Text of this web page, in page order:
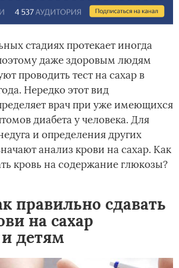
стадиях протекает иногда
даже здоровым людям
проводить тест на сахар в
Нередко этот вид
врач при уже имеющихся
диабета у человека. Для
и определения других
анализ крови на сахар. Как
кровь на содержание глюкозы?
правильно сдавать
на сахар
детям